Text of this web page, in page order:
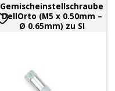
Gemischeinstellschraube
DellOrto (M5 x 0.50mm –
Ø 0.65mm) zu SI